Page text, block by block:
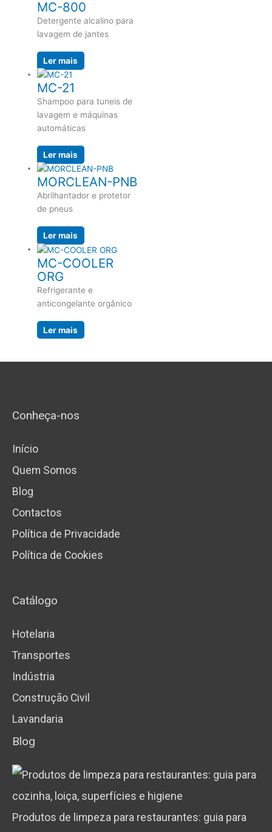
MC-800
Detergente alcalino para
lavagem de jantes
Ler mais
MC-21
Shampoo para tuneis de
lavagem e máquinas
automáticas
Ler mais
MORCLEAN-PNB
Abrilhantador e protetor
de pneus
Ler mais
MC-COOLER
ORG
Refrigerante e
anticongelante orgânico
Ler mais
Conheça-nos
Início
Quem Somos
Blog
Contactos
Política de Privacidade
Política de Cookies
Catálogo
Hotelaria
Transportes
Indústria
Construção Civil
Lavandaria
Blog
Produtos de limpeza para restaurantes: guia para